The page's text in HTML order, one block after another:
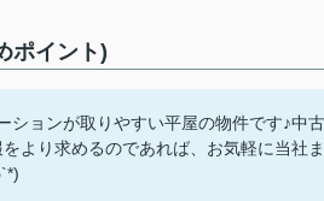
ポイント)
ションが取りやすい平屋の物件です♪中古
より求めるのであれば、お気軽に当社ま